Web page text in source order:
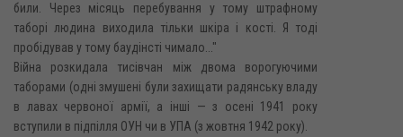
били. Через місяць перебування у тому штрафному
таборі людина виходила тільки шкіра і кості. Я тоді
пробідував у тому баудінсті чимало..."
Війна розкидала тисівчан між двома ворогуючими
таборами (одні змушені були захищати радянську владу
в лавах червоної армії, а інші — з осені 1941 року
вступили в підпілля ОУН чи в УПА (з жовтня 1942 року).